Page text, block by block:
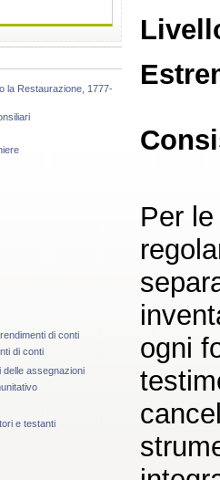
la Restaurazione, 1777-
di conti
di conti
delle assegnazioni
e testanti
Per
ogni